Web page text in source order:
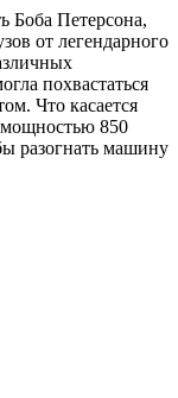
Боба Петерсона,
от легендарного
похвастаться
Что касается
мощностью 850
разогнать машину